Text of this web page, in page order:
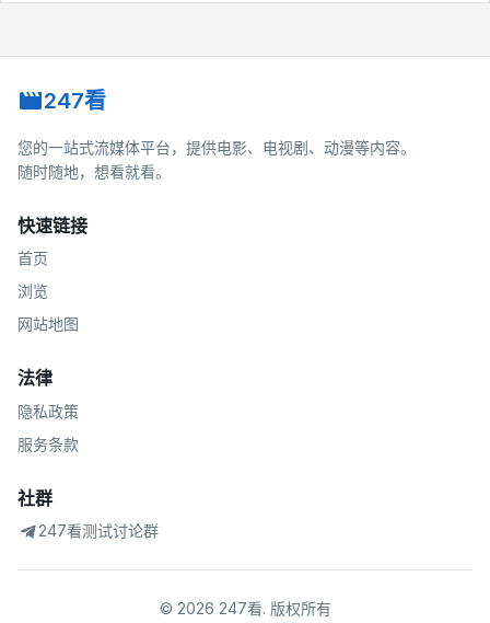
247看
您的一站式流媒体平台，提供电影、电视剧、动漫等内容。
随时随地，想看就看。
快速链接
首页
浏览
网站地图
法律
隐私政策
服务条款
社群
247看测试讨论群
© 2026 247看. 版权所有